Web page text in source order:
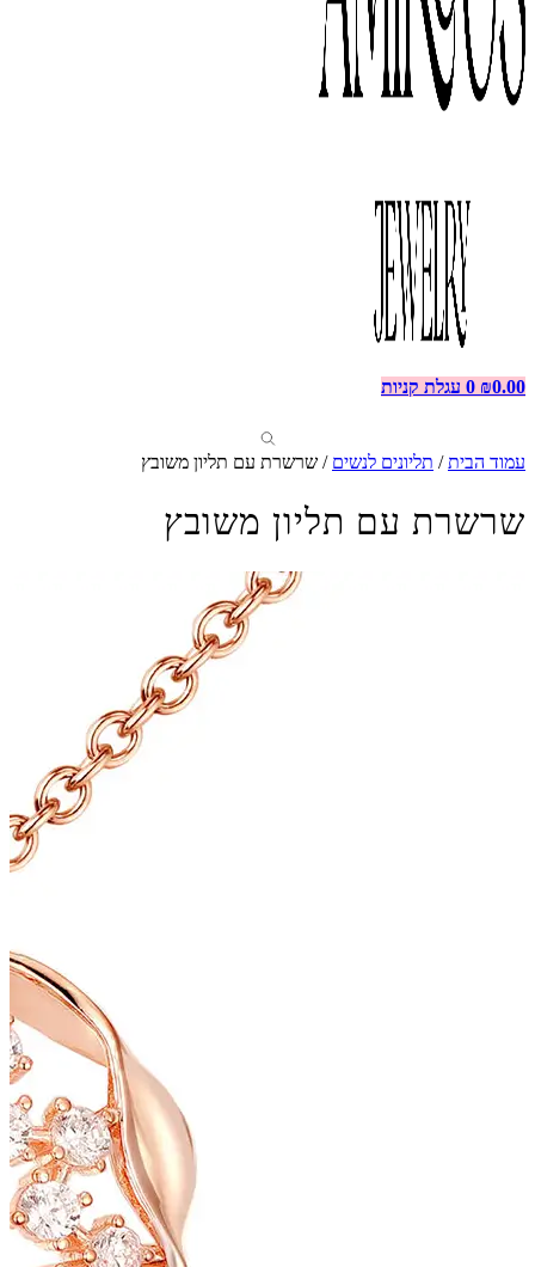
₪0.00
0 עגלת קניות
עמוד הבית/ תליונים לנשים / שרשרת עם תליון משובץ
שרשרת עם תליון משובץ